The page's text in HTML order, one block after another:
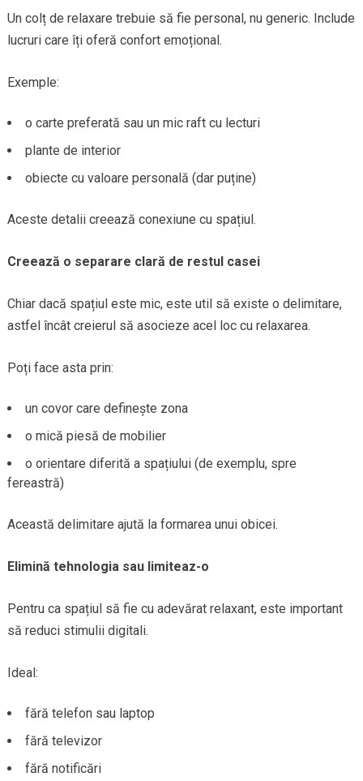
Un colț de relaxare trebuie să fie personal, nu generic. Include
lucruri care îți oferă confort emoțional.
Exemple:
o carte preferată sau un mic raft cu lecturi
plante de interior
obiecte cu valoare personală (dar puține)
Aceste detalii creează conexiune cu spațiul.
Creează o separare clară de restul casei
Chiar dacă spațiul este mic, este util să existe o delimitare,
astfel încât creierul să asocieze acel loc cu relaxarea.
Poți face asta prin:
un covor care definește zona
o mică piesă de mobilier
o orientare diferită a spațiului (de exemplu, spre
fereastră)
Această delimitare ajută la formarea unui obicei.
Elimină tehnologia sau limiteaz-o
Pentru ca spațiul să fie cu adevărat relaxant, este important
să reduci stimulii digitali.
Ideal:
fără telefon sau laptop
fără televizor
fără notificări